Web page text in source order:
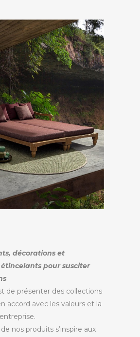
décorations et
étincelants pour susciter
de présenter des collections
accord avec les valeurs et la
nos produits s’inspire aux